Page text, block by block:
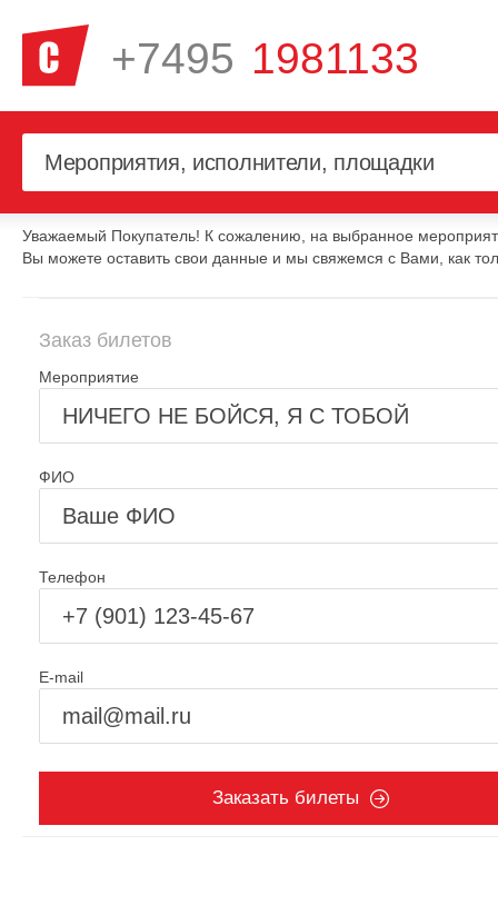
+7495 1981133
Уважаемый Покупатель! К сожалению, на выбранное
Вы можете оставить свои данные и мы свяжемся с Вами, как
Заказ билетов
Мероприятие
ФИО
Телефон
E-mail
Заказать билеты